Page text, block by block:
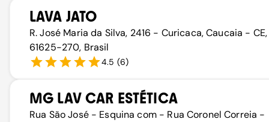
LAVA JATO
R. José Maria da Silva, 2416 - Curicaca, Caucaia - CE,
61625-270, Brasil
4.5 (6)
MG LAV CAR ESTÉTICA
Rua São José - Esquina com - Rua Coronel Correia -